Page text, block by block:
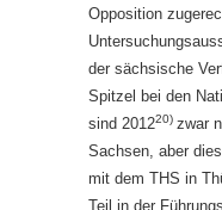
Opposition
der sächsische
Spitzel bei den
sind 201220) zwar
Sachsen, aber
mit dem THS in
Teil in der